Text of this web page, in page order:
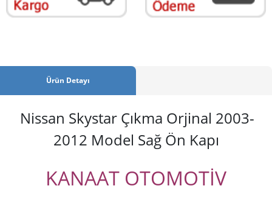
Ürün Detayı
Nissan Skystar Çıkma Orjinal 2003-
2012 Model Sağ Ön Kapı
KANAAT OTOMOTİV